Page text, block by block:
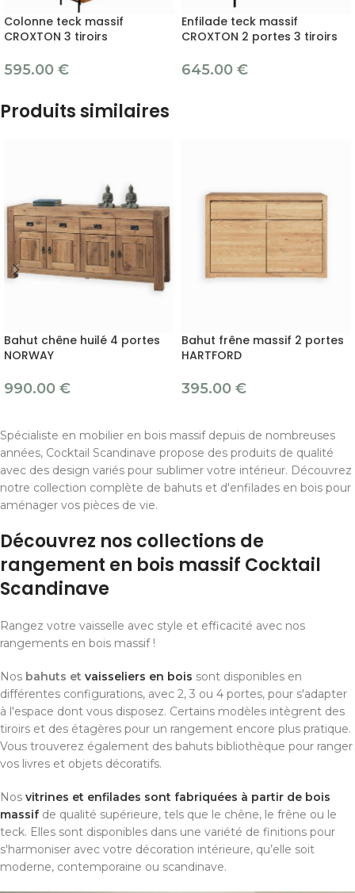
Colonne teck massif
CROXTON 3 tiroirs
595.00 €
Enfilade teck massif
CROXTON 2 portes 3 tiroirs
645.00 €
Produits similaires
Bahut chêne huilé 4 portes
NORWAY
990.00 €
Bahut frêne massif 2 portes
HARTFORD
395.00 €
Spécialiste en mobilier en bois massif depuis de nombreuses
années, Cocktail Scandinave propose des produits de qualité
avec des design variés pour sublimer votre intérieur. Découvrez
notre collection complète de bahuts et d'enfilades en bois pour
aménager vos pièces de vie.
Découvrez nos collections de
rangement en bois massif Cocktail
Scandinave
Rangez votre vaisselle avec style et efficacité avec nos
rangements en bois massif !
Nos bahuts et vaisseliers en bois sont disponibles en
différentes configurations, avec 2, 3 ou 4 portes, pour s'adapter
à l'espace dont vous disposez. Certains modèles intègrent des
tiroirs et des étagères pour un rangement encore plus pratique.
Vous trouverez également des bahuts bibliothèque pour ranger
vos livres et objets décoratifs.
Nos vitrines et enfilades sont fabriquées à partir de bois
massifde qualité supérieure, tels que le chêne, le frêne ou le
teck. Elles sont disponibles dans une variété de finitions pour
s'harmoniser avec votre décoration intérieure, qu’elle soit
moderne, contemporaine ou scandinave.